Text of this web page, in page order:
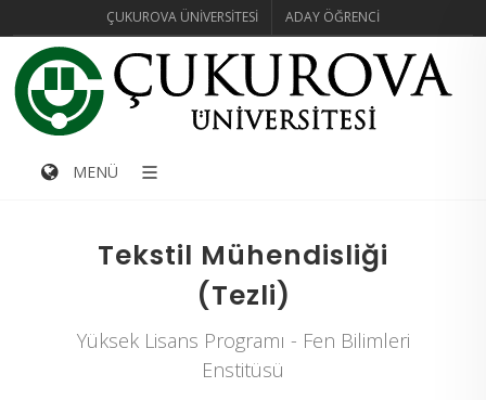
ÇUKUROVA ÜNIVERSITESI ADAY ÖĞRENCI
MENÜ
Tekstil Mühendisliği
(Tezli)
Yüksek Lisans Programı - Fen Bilimleri
Enstitüsü